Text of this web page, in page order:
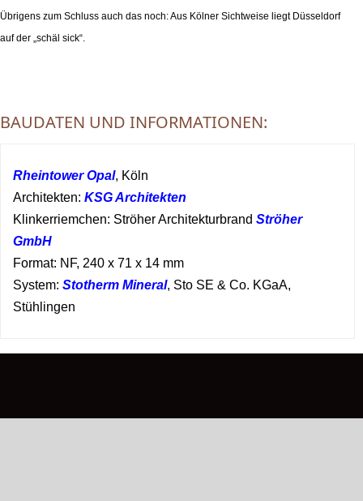
Übrigens zum Schluss auch das noch: Aus Kölner Sichtweise liegt Düsseldorf
auf der „schäl sick“.
BAUDATEN UND INFORMATIONEN:
Rheintower Opal, Köln
Architekten: KSG Architekten
Klinkerriemchen: Ströher Architekturbrand Ströher
GmbH
Format: NF, 240 x 71 x 14 mm
System: Stotherm Mineral, Sto SE & Co. KGaA,
Stühlingen